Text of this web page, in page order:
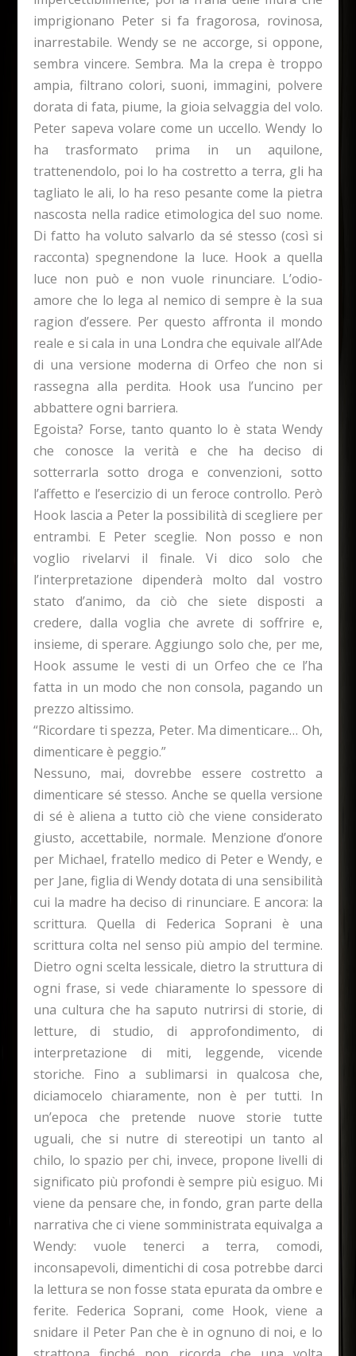
imprigionano Peter si fa fragorosa, rovinosa,
inarrestabile. Wendy se ne accorge, si oppone,
sembra vincere. Sembra. Ma la crepa è troppo
ampia, filtrano colori, suoni, immagini, polvere
dorata di fata, piume, la gioia selvaggia del volo.
Peter sapeva volare come un uccello. Wendy lo
ha trasformato prima in un aquilone,
trattenendolo, poi lo ha costretto a terra, gli ha
tagliato le ali, lo ha reso pesante come la pietra
nascosta nella radice etimologica del suo nome.
Di fatto ha voluto salvarlo da sé stesso (così si
racconta) spegnendone la luce. Hook a quella
luce non può e non vuole rinunciare. L’odio-
amore che lo lega al nemico di sempre è la sua
ragion d’essere. Per questo affronta il mondo
reale e si cala in una Londra che equivale all’Ade
di una versione moderna di Orfeo che non si
rassegna alla perdita. Hook usa l’uncino per
abbattere ogni barriera.
Egoista? Forse, tanto quanto lo è stata Wendy
che conosce la verità e che ha deciso di
sotterrarla sotto droga e convenzioni, sotto
l’affetto e l’esercizio di un feroce controllo. Però
Hook lascia a Peter la possibilità di scegliere per
entrambi. E Peter sceglie. Non posso e non
voglio rivelarvi il finale. Vi dico solo che
l’interpretazione dipenderà molto dal vostro
stato d’animo, da ciò che siete disposti a
credere, dalla voglia che avrete di soffrire e,
insieme, di sperare. Aggiungo solo che, per me,
Hook assume le vesti di un Orfeo che ce l’ha
fatta in un modo che non consola, pagando un
prezzo altissimo.
“Ricordare ti spezza, Peter. Ma dimenticare… Oh,
dimenticare è peggio.”
Nessuno, mai, dovrebbe essere costretto a
dimenticare sé stesso. Anche se quella versione
di sé è aliena a tutto ciò che viene considerato
giusto, accettabile, normale. Menzione d’onore
per Michael, fratello medico di Peter e Wendy, e
per Jane, figlia di Wendy dotata di una sensibilità
cui la madre ha deciso di rinunciare. E ancora: la
scrittura. Quella di Federica Soprani è una
scrittura colta nel senso più ampio del termine.
Dietro ogni scelta lessicale, dietro la struttura di
ogni frase, si vede chiaramente lo spessore di
una cultura che ha saputo nutrirsi di storie, di
letture, di studio, di approfondimento, di
interpretazione di miti, leggende, vicende
storiche. Fino a sublimarsi in qualcosa che,
diciamocelo chiaramente, non è per tutti. In
un’epoca che pretende nuove storie tutte
uguali, che si nutre di stereotipi un tanto al
chilo, lo spazio per chi, invece, propone livelli di
significato più profondi è sempre più esiguo. Mi
viene da pensare che, in fondo, gran parte della
narrativa che ci viene somministrata equivalga a
Wendy: vuole tenerci a terra, comodi,
inconsapevoli, dimentichi di cosa potrebbe darci
la lettura se non fosse stata epurata da ombre e
ferite. Federica Soprani, come Hook, viene a
snidare il Peter Pan che è in ognuno di noi, e lo